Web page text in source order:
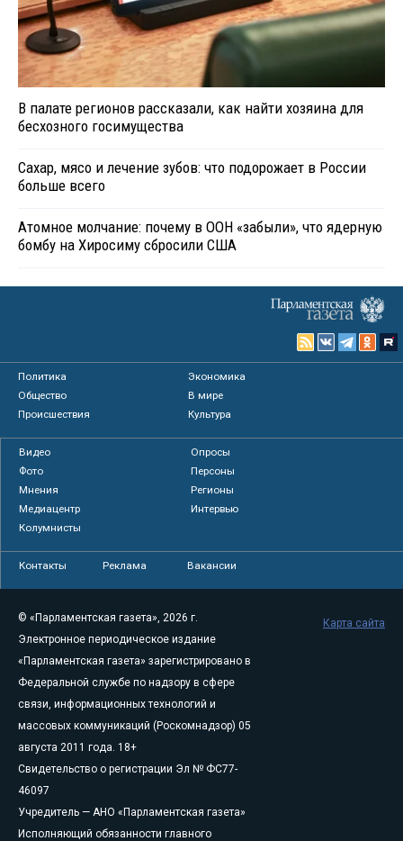
В палате регионов рассказали, как найти хозяина для
бесхозного госимущества
Сахар, мясо и лечение зубов: что подорожает в России
больше всего
Атомное молчание: почему в ООН «забыли», что ядерную
бомбу на Хиросиму сбросили США
Политика
Экономика
Общество
В мире
Происшествия
Культура
Видео
Опросы
Фото
Персоны
Мнения
Регионы
Медиацентр
Интервью
Колумнисты
Контакты Реклама Вакансии
© «Парламентская газета», 2026 г.
Электронное периодическое издание
«Парламентская газета» зарегистрировано в
Федеральной службе по надзору в сфере
связи, информационных технологий и
массовых коммуникаций (Роскомнадзор) 05
августа 2011 года. 18+
Свидетельство о регистрации Эл № ФС77-
46097
Учредитель — АНО «Парламентская газета»
Исполняющий обязанности главного
Карта сайта